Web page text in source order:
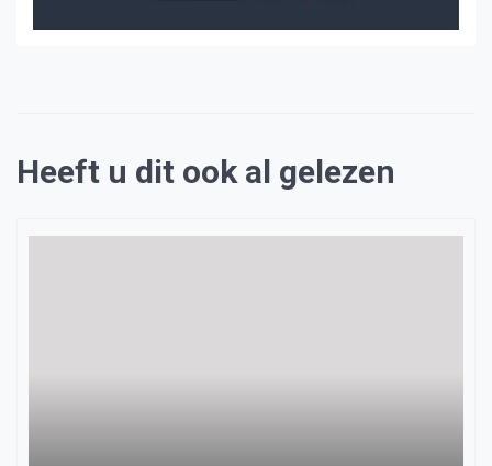
Heeft u dit ook al gelezen